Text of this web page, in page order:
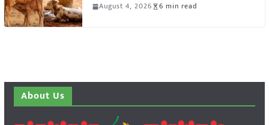
August 4, 2026 6 min read
About Us